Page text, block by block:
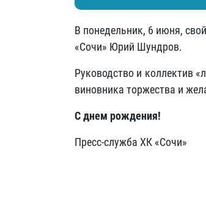
В понедельник, 6 июня,
«Сочи» Юрий Шундров.
Руководство и коллектив
виновника торжества и
С днем рождения!
Пресс-служба ХК «Сочи»